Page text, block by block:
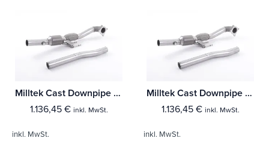
Milltek Cast Downpipe with HJS High Flow Sports Cat Volkswagen Jetta Mk5 GLI 2.0T FSI
1.136,45 € inkl. MwSt.
inkl. MwSt.
Milltek Cast Downpipe with HJS High Flow Sports Cat Volkswagen Golf Mk6 R 2.0 TFSI 270PS
1.136,45 € inkl. MwSt.
inkl. MwSt.